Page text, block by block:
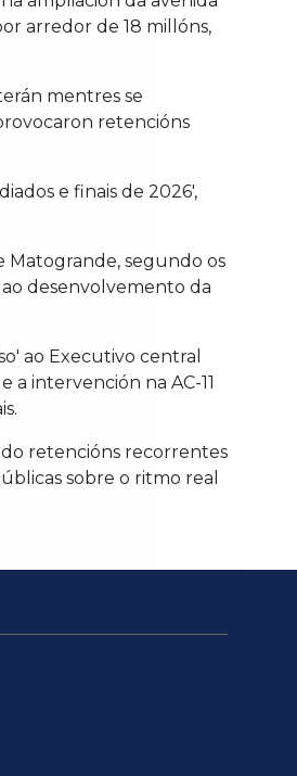
arredor de 18 millóns,
mentres se
retencións
e finais de 2026',
Matogrande, segundo os
desenvolvemento da
ao Executivo central
intervención na AC-11
retencións recorrentes
sobre o ritmo real